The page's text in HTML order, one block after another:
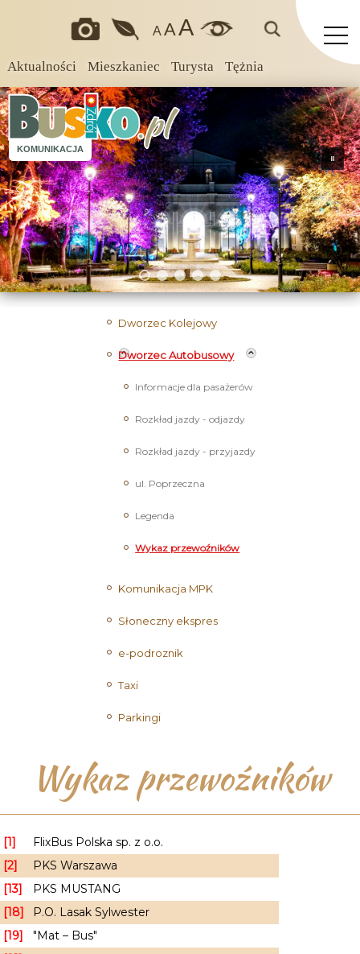
Aktualności Mieszkaniec Turysta Tężnia
A AA
KOMUNIKACJA
Dworzec Kolejowy
Dworzec Autobusowy
Informacje dla pasażerów
Rozkład jazdy - odjazdy
Rozkład jazdy - przyjazdy
ul. Poprzeczna
Legenda
Wykaz przewoźników
Komunikacja MPK
Słoneczny ekspres
e-podroznik
Taxi
Parkingi
Wykaz przewoźników
[1]
FlixBus Polska sp. z o.o.
[2]
PKS Warszawa
[13]
PKS MUSTANG
[18]
P.O. Lasak Sylwester
[19]
"Mat – Bus"